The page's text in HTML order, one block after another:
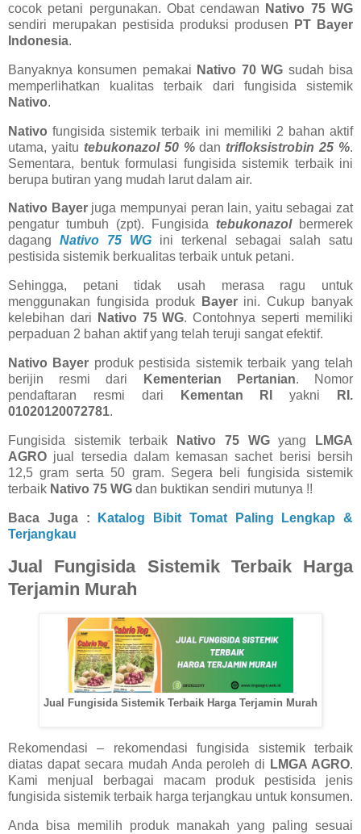
cocok petani pergunakan. Obat cendawan
Nativo 75 WG
sendiri merupakan pestisida produksi produsen
PT Bayer
Indonesia.
Banyaknya konsumen pemakai Nativo 70 WG sudah bisa
memperlihatkan kualitas terbaik dari fungisida sistemik
Nativo.
Nativo fungisida sistemik terbaik ini memiliki 2 bahan aktif
utama, yaitu tebukonazol 50 %dan trifloksistrobin 25 %.
Sementara, bentuk formulasi fungisida sistemik terbaik ini
berupa butiran yang mudah larut dalam air.
Nativo Bayerjuga mempunyai peran lain, yaitu sebagai zat
pengatur tumbuh (zpt). Fungisida tebukonazolbermerek
dagang Nativo 75 WG ini terkenal sebagai salah satu
pestisida sistemik berkualitas terbaik untuk petani.
Sehingga, petani tidak usah merasa ragu untuk
menggunakan fungisida produk
Bayerini. Cukup banyak
kelebihan dari
Nativo 75 WG. Contohnya seperti memiliki
perpaduan 2 bahan aktif yang telah teruji sangat efektif.
Nativo Bayer produk pestisida sistemik terbaik yang telah
berijin resmi dari
Kementerian Pertanian. Nomor
pendaftaran resmi dari
Kementan RI yakni
RI.
01020120072781.
Fungisida sistemik terbaik Nativo 75 WGyang
LMGA
AGRO jual tersedia dalam kemasan sachet berisi bersih
12,5 gram serta 50 gram. Segera beli fungisida sistemik
terbaik Nativo 75 WG dan buktikan sendiri mutunya !!
Baca Juga :
Katalog Bibit Tomat Paling Lengkap &
Terjangkau
Jual Fungisida Sistemik Terbaik Harga
Terjamin Murah
Jual Fungisida Sistemik Terbaik Harga Terjamin Murah
Rekomendasi – rekomendasi fungisida sistemik terbaik
diatas dapat secara mudah Anda peroleh di LMGA AGRO.
Kami menjual berbagai macam produk pestisida jenis
fungisida sistemik terbaik harga terjangkau untuk konsumen.
Anda bisa memilih produk manakah yang paling sesuai